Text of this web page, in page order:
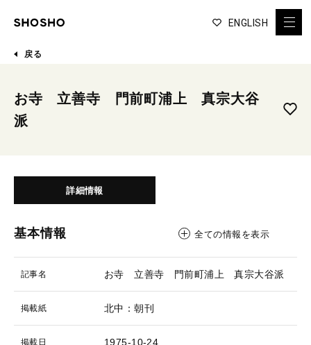
ENGLISH
戻る
お寺 立善寺 門前町浦上 真宗大谷
派
詳細情報
基本情報 全ての情報を表示
記事名 お寺 立善寺 門前町浦上 真宗大谷派
掲載紙 北中：朝刊
掲載日 1975-10-24